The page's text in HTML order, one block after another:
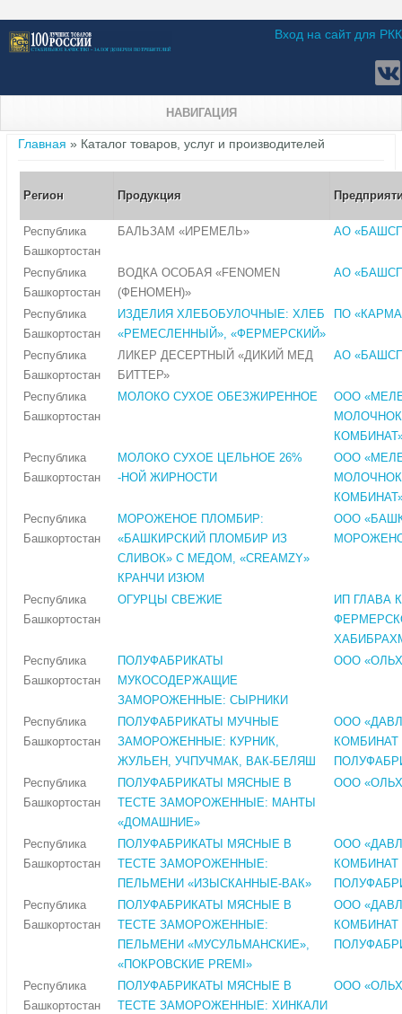
Вход на сайт для РКК
НАВИГАЦИЯ
Вы здесь
Главная » Каталог товаров, услуг и производителей
Регион Продукция
Республика
Башкортостан
БАЛЬЗАМ «ИРЕМЕЛЬ» АО
Республика
Башкортостан
ВОДКА ОСОБАЯ «FENOMEN
(ФЕНОМЕН)»
АО
Республика
Башкортостан
ИЗДЕЛИЯ ХЛЕБОБУЛОЧНЫЕ: ХЛЕБ
«РЕМЕСЛЕННЫЙ», «ФЕРМЕРСКИЙ»
ПО
Республика
Башкортостан
ЛИКЕР ДЕСЕРТНЫЙ «ДИКИЙ МЕД
БИТТЕР»
АО
Республика
Башкортостан
МОЛОКО СУХОЕ ОБЕЗЖИРЕННОЕ
ООО
Республика
Башкортостан
МОЛОКО СУХОЕ ЦЕЛЬНОЕ 26%
-НОЙ ЖИРНОСТИ
ООО
Республика
Башкортостан
МОРОЖЕНОЕ ПЛОМБИР:
«БАШКИРСКИЙ ПЛОМБИР ИЗ
СЛИВОК» С МЕДОМ, «CREAMZY»
КРАНЧИ ИЗЮМ
ООО
Республика
Башкортостан
ОГУРЦЫ СВЕЖИЕ
ИП ГЛАВА
Республика
Башкортостан
ПОЛУФАБРИКАТЫ
МУКОСОДЕРЖАЩИЕ
ЗАМОРОЖЕННЫЕ: СЫРНИКИ
ООО
Республика
Башкортостан
ПОЛУФАБРИКАТЫ МУЧНЫЕ
ЗАМОРОЖЕННЫЕ: КУРНИК,
ЖУЛЬЕН, УЧПУЧМАК, ВАК-БЕЛЯШ
ООО
Республика
Башкортостан
ПОЛУФАБРИКАТЫ МЯСНЫЕ В
ТЕСТЕ ЗАМОРОЖЕННЫЕ: МАНТЫ
«ДОМАШНИЕ»
ООО
Республика
Башкортостан
ПОЛУФАБРИКАТЫ МЯСНЫЕ В
ТЕСТЕ ЗАМОРОЖЕННЫЕ:
ПЕЛЬМЕНИ «ИЗЫСКАННЫЕ-ВАК»
ООО
Республика
Башкортостан
ПОЛУФАБРИКАТЫ МЯСНЫЕ В
ТЕСТЕ ЗАМОРОЖЕННЫЕ:
ПЕЛЬМЕНИ «МУСУЛЬМАНСКИЕ»,
«ПОКРОВСКИЕ PREMI»
ООО
Республика
Башкортостан
ПОЛУФАБРИКАТЫ МЯСНЫЕ В
ТЕСТЕ ЗАМОРОЖЕННЫЕ: ХИНКАЛИ
ООО